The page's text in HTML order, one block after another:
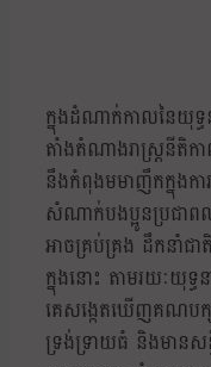
ក្នុងដំណាក់កាលនៃយុទ្
តាំងតំណាងរាស្ត្រនី
នឹងកំពុងមមាញឹកក្នុងកា
សំណាក់បងប្អូនប្រជាពល
អាចគ្រប់គ្រង ដឹកនាំជ
ក្នុងនោះ តាមរយៈយុទ្
គេសង្កេតឃើញគណបក្
ទ្រង់ទ្រាយធំ និងមានស